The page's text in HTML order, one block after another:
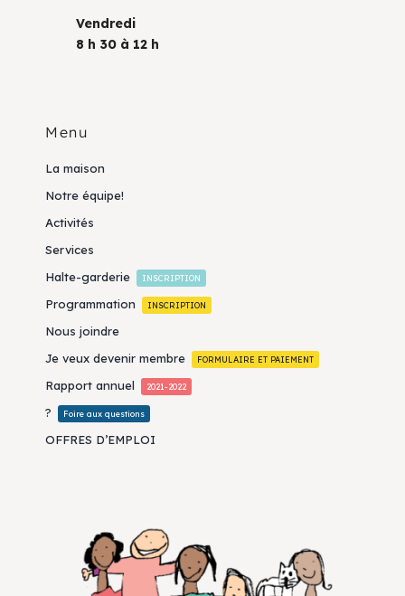
Vendredi
8 h 30 à 12 h
Menu
La maison
Notre équipe!
Activités
Services
Halte-garderie
INSCRIPTION
Programmation INSCRIPTION
Nous joindre
Je veux devenir membre
FORMULAIRE ET PAIEMENT
Rapport annuel 2021-2022
? Foire aux questions
OFFRES D’EMPLOI